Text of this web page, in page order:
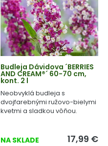
Budleja Dávidova ´BERRIES
AND CREAM®´ 60-70 cm,
kont. 2 l
Neobvyklá budleja s
dvojfarebnými ružovo-bielymi
kvetmi a sladkou vôňou.
NA SKLADE 17,99 €